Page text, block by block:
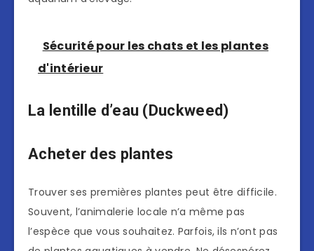
Sécurité pour les chats et les plantes
d'intérieur
La lentille d’eau (Duckweed)
Acheter des plantes
Trouver ses premières plantes peut être difficile.
Souvent, l’animalerie locale n’a même pas
l’espèce que vous souhaitez. Parfois, ils n’ont pas